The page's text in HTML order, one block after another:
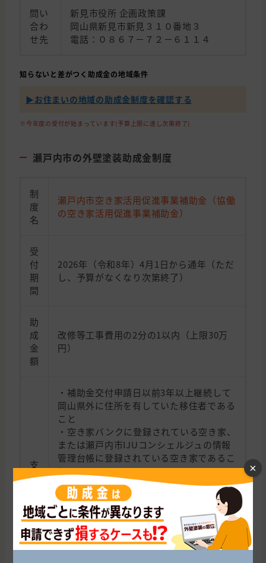
問い
合わ
せ先
新見市役所 企画政策課
岡山県新見市新見３１０番地３
電話：０８６７－７２－６１１４
知らないと差がつく助成金の地域条件
▶︎お住まいの地域の助成金制度を確認する
※今年度の受付が始まっています(予算上限に達し次第終了)
瀬戸内市の外壁塗装助成金制度
制
度
名
瀬戸内市空き家活用促進事業補助金（協働
の空き家活用促進事業補助金）
受
付
期
間
2026年（令和8年）4月1日から通年（ただ
し、予算がなくなり次第終了）
助
成
金
額
改修等工事費用の2分の1以内（上限30万
円）
支
給
件
・補助金交付申請日以前3年以上継続して
岡山県外に住所を有していた移住者である
こと
・空き家バンクに登録されている空き家、
または瀬戸内市IJUコンシェルジュの情報
管理台帳に登録されている空き家であるこ
と
・改修工事等の完了の日以後、3年以上継
続して当該住宅に住所を置く意思があるこ
と
・2親等以内の親族が所有する空き家でな
いこと
・世帯全員が市税等を滞納していないこと
×